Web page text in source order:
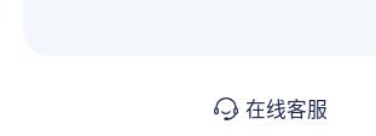
在线客服